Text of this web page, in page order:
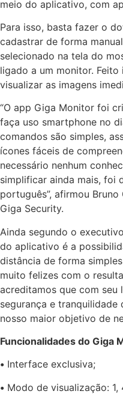
meio do aplicativo, com
Para isso, basta fazer o
cadastrar de forma
selecionado na tela do
ligado a um monitor.
visualizar as imagens
“O app Giga Monitor foi
faça uso smartphone no
comandos são simples,
ícones fáceis de
necessário nenhum
simplificar ainda mais, foi
português”, afirmou
Giga Security.
Ainda segundo o
do aplicativo é a
distância de forma
muito felizes com o
acreditamos que com seu
segurança e tranquilidade
nosso maior objetivo de
Funcionalidades do Giga
• Interface exclusiva;
• Modo de visualização: 1,